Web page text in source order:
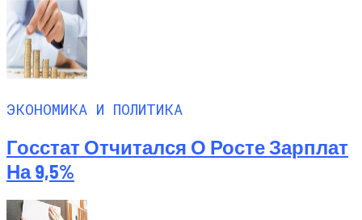
ЭКОНОМИКА И ПОЛИТИКА
Госстат Отчитался О Росте Зарплат
На 9,5%